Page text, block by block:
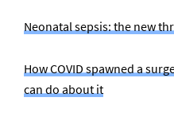
Neonatal sepsis: the new
How COVID spawned a
can do about it